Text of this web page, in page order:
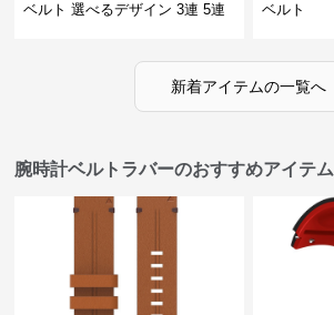
ベルト 選べるデザイン 3連 5連
ベルト
新着アイテムの一覧へ
腕時計ベルトラバーのおすすめアイテム